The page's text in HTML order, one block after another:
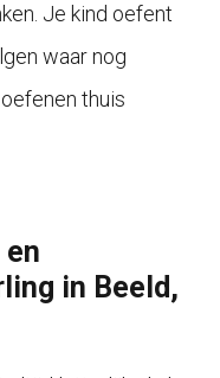
Je kind oefent
waar nog
thuis
in Beeld,